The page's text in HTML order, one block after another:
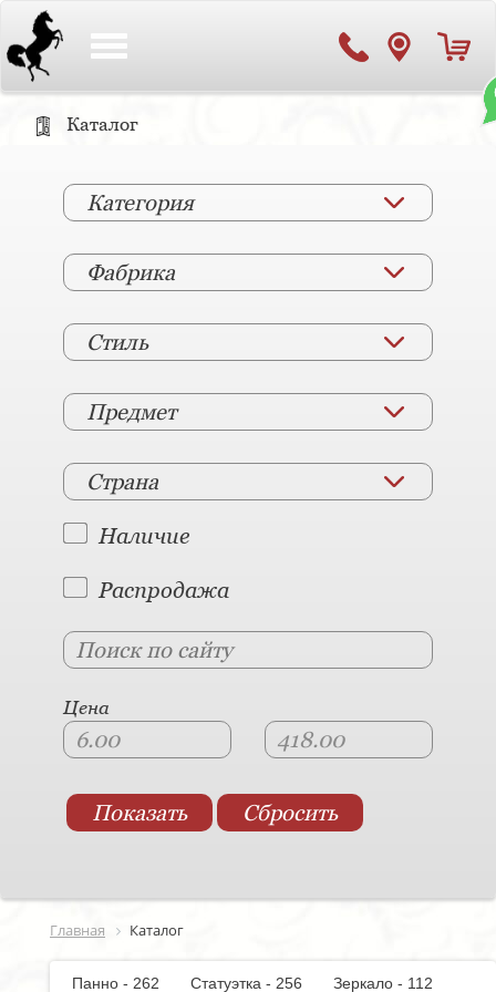
Каталог
Категория
Фабрика
Стиль
Предмет
Страна
Наличие
Распродажа
Цена
Главная Каталог
Панно - 262 Статуэтка - 256
Зеркало - 112